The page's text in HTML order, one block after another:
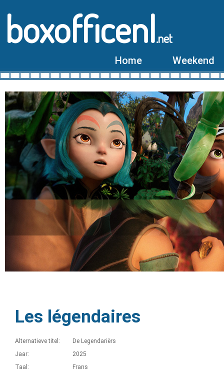
boxofficenl.net
Home Weekend
Les légendaires
Alternatieve titel:
De Legendariërs
Jaar:
2025
Taal:
Frans